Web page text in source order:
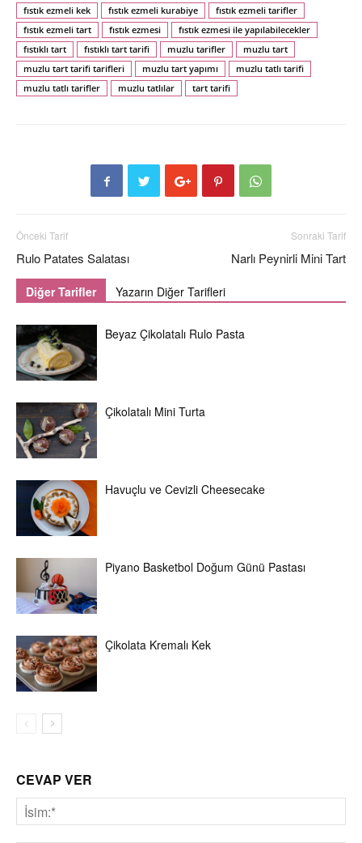
fıstık ezmeli kek
fıstık ezmeli kurabiye
fıstık ezmeli tarifler
fıstık ezmeli tart
fıstık ezmesi
fıstık ezmesi ile yapılabilecekler
fıstıklı tart
fıstıklı tart tarifi muzlu tarifler
muzlu tart
muzlu tart tarifi tarifleri
muzlu tart yapımı
muzlu tatlı tarifi
muzlu tatlı tarifler
muzlu tatlılar tart tarifi
Önceki Tarif
Rulo Patates Salatası
Sonraki Tarif
Narlı Peynirli Mini Tart
Diğer Tarifler Yazarın Diğer Tarifleri
Beyaz Çikolatalı Rulo Pasta
Çikolatalı Mini Turta
Havuçlu ve Cevizli Cheesecake
Piyano Basketbol Doğum Günü Pastası
Çikolata Kremalı Kek
CEVAP VER